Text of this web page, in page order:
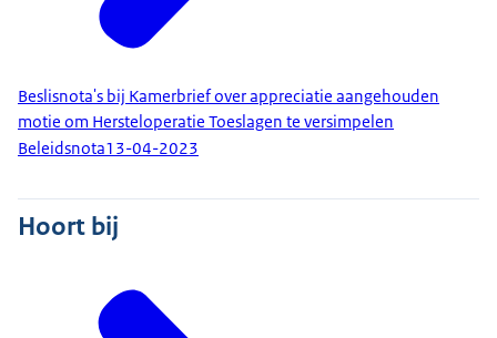
Beslisnota's bij Kamerbrief over appreciatie aangehouden
motie om Hersteloperatie Toeslagen te versimpelen
Beleidsnota13-04-2023
Hoort bij